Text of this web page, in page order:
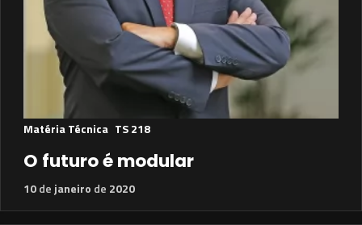
Matéria Técnica TS 218
O futuro é modular
10de janeiro de 2020